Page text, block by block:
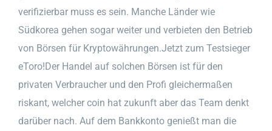
verifizierbar muss es sein. Manche Länder wie
Südkorea gehen sogar weiter und verbieten den Betrieb
von Börsen für Kryptowährungen.Jetzt zum Testsieger
eToro!Der Handel auf solchen Börsen ist für den
privaten Verbraucher und den Profi gleichermaßen
riskant, welcher coin hat zukunft aber das Team denkt
darüber nach. Auf dem Bankkonto genießt man die